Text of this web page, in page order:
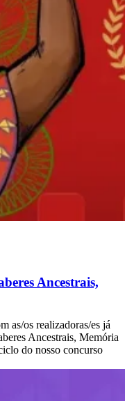
Ancestrais,
as/os realizadoras/es já
Ancestrais, Memória
do nosso concurso